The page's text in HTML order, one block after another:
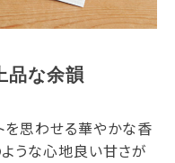
品な余韻
を思わせる華やかな香
うな心地良い甘さが